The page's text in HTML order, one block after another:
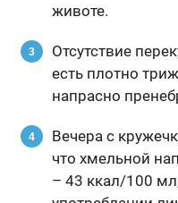
животе.
Отсутствие
есть плотно
напрасно
Вечера с
что хмельной
– 43 ккал/100